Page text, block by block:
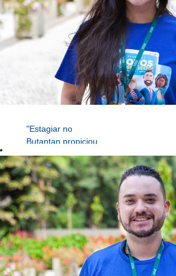
"Estagiar no
Butantan propiciou
a construção da
carreira profissional
que escolhi, desde
o início o apoio dos
meus colegas de
trabalho foi
fundamental para o
meu
desenvolvimento e,
a confiança do meu